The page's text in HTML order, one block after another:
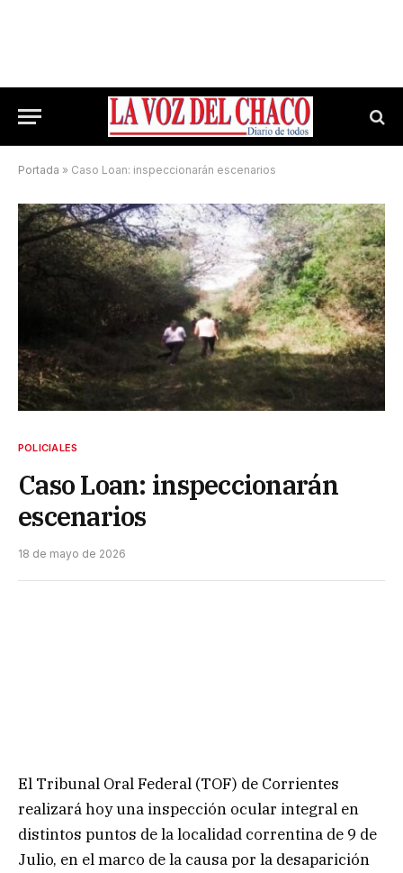
Portada » Caso Loan: inspeccionarán escenarios
POLICIALES
Caso Loan: inspeccionarán
escenarios
18 de mayo de 2026
El Tribunal Oral Federal (TOF) de Corrientes
realizará hoy una inspección ocular integral en
distintos puntos de la localidad correntina de 9 de
Julio, en el marco de la causa por la desaparición